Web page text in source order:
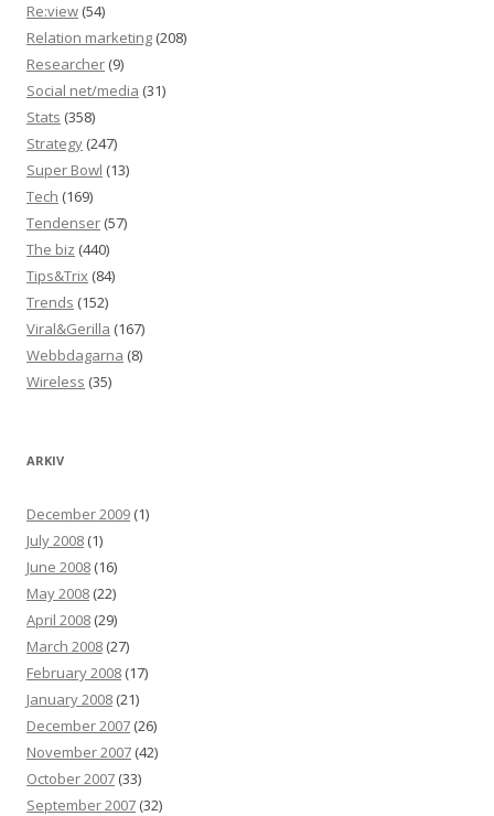
Re:view (54)
Relation marketing (208)
Researcher (9)
Social net/media (31)
Stats (358)
Strategy (247)
Super Bowl (13)
Tech (169)
Tendenser (57)
The biz (440)
Tips&Trix (84)
Trends (152)
Viral&Gerilla (167)
Webbdagarna (8)
Wireless (35)
ARKIV
December 2009 (1)
July 2008 (1)
June 2008 (16)
May 2008 (22)
April 2008 (29)
March 2008 (27)
February 2008 (17)
January 2008 (21)
December 2007 (26)
November 2007 (42)
October 2007 (33)
September 2007 (32)